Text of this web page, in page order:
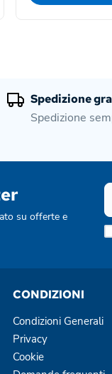
Spedizione
Spedizione
su offerte e
CONDIZIONI
Condizioni Generali
Privacy
Cookie